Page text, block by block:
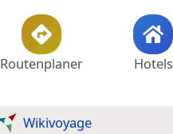
Routenplaner Hotels
Wikivoyage